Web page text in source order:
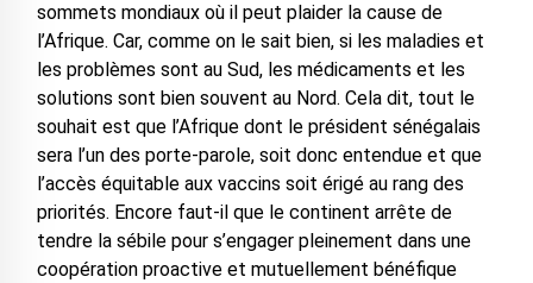
sommets mondiaux où il peut plaider la cause de
l’Afrique. Car, comme on le sait bien, si les maladies et
les problèmes sont au Sud, les médicaments et les
solutions sont bien souvent au Nord. Cela dit, tout le
souhait est que l’Afrique dont le président sénégalais
sera l’un des porte-parole, soit donc entendue et que
l’accès équitable aux vaccins soit érigé au rang des
priorités. Encore faut-il que le continent arrête de
tendre la sébile pour s’engager pleinement dans une
coopération proactive et mutuellement bénéfique